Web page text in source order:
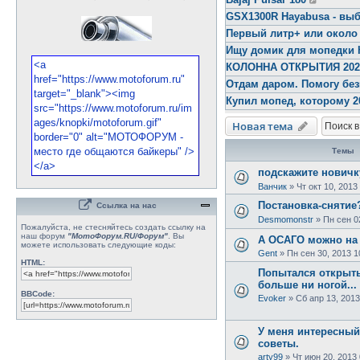
GSX1300R Hayabusa -
Первый литр+ или около
Ищу домик для мопедки
КОЛОННА ОТКРЫТИЯ
Отдам даром. Помогу
Купил мопед, которому
Новая тема
Темы
подскажите
Ванчик » Чт окт 10, 2013
Постановка-
Desmomonstr » Пн сен
А ОСАГО можно на
Gent » Пн сен 30, 2013
Попытался
больше ни ногой...
Evoker » Сб апр 13,
У меня
советы.
arty99 » Чт июн 20, 2013
Ссылка на нас
Пожалуйста, не стесняйтесь создать ссылку на
наш форум "МотоФорум.RU/Форум" . Вы
можете использовать следующие коды:
HTML:
BBCode: